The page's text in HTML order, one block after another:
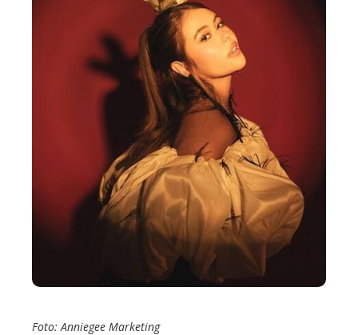
Foto: Anniegee Marketing